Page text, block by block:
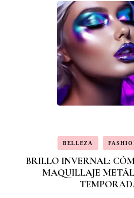
BELLEZA
BRILLO INVERNAL:
MAQUILLAJE